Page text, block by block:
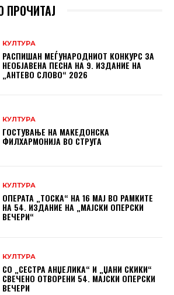
КУЛТУРА
РАСПИШАН МЕЃУНАРОДНИОТ КОНКУРС ЗА
НЕОБЈАВЕНА ПЕСНА НА 9. ИЗДАНИЕ НА
„АНТЕВО СЛОВО“ 2026
КУЛТУРА
ГОСТУВАЊЕ НА МАКЕДОНСКА
ФИЛХАРМОНИЈА ВО СТРУГА
КУЛТУРА
ОПЕРАТА „ТОСКА“ НА 16 МАЈ ВО РАМКИТЕ
НА 54. ИЗДАНИЕ НА „МАЈСКИ ОПЕРСКИ
ВЕЧЕРИ“
КУЛТУРА
СО „СЕСТРА АНЏЕЛИКА“ И „ЏАНИ СКИКИ“
СВЕЧЕНО ОТВОРЕНИ 54. МАЈСКИ ОПЕРСКИ
ВЕЧЕРИ